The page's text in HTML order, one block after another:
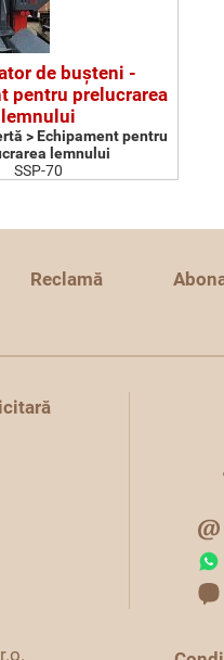
de buşteni -
pentru prelucrarea
lemnului
> Echipament pentru
lemnului
SSP-70
Reclamă